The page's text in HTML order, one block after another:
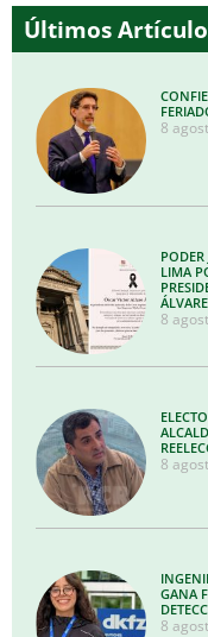
Últimos
8
LIMA
8
8
GANA
8